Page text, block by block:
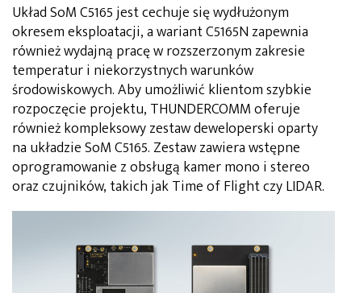
Układ SoM C5165 jest cechuje się wydłużonym
okresem eksploatacji, a wariant C5165N zapewnia
również wydajną pracę w rozszerzonym zakresie
temperatur i niekorzystnych warunków
środowiskowych. Aby umożliwić klientom szybkie
rozpoczęcie projektu, THUNDERCOMM oferuje
również kompleksowy zestaw deweloperski oparty
na układzie SoM C5165. Zestaw zawiera wstępne
oprogramowanie z obsługą kamer mono i stereo
oraz czujników, takich jak Time of Flight czy LIDAR.